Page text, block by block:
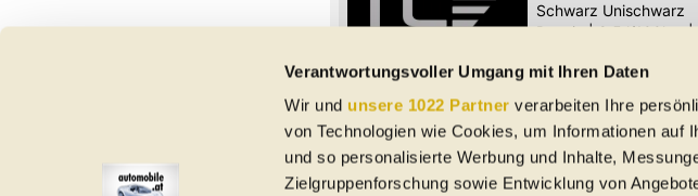
Verantwortungsvoller Umgang mit Ihren Daten
Wir und unsere 1022 Partner verarbeiten Ihre
von Technologien wie Cookies, um Informationen auf
und so personalisierte Werbung und Inhalte,
Zielgruppenforschung sowie Entwicklung von
Schwarz Unischwarz
Benzin |9.5 l/100km |
Alle
Vorbehaltlich Irrtümer, Schreibfehler und
etc. beziehen sich auf EU-Normen sowie auf
Nutzungsbedingungen keine Gewähr für die Richtigkeit